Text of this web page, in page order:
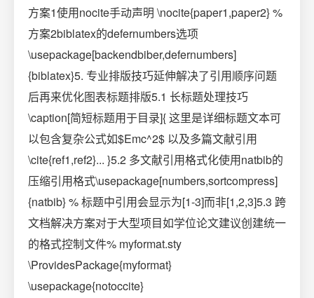
方案1使用nocite手动声明 \nocite{paper1,paper2} %
方案2biblatex的defernumbers选项
\usepackage[backendbiber,defernumbers]
{biblatex}5. 专业排版技巧延伸解决了引用顺序问题
后再来优化图表标题排版5.1 长标题处理技巧
\caption[简短标题用于目录]{ 这里是详细标题文本可
以包含复杂公式如$Emc^2$ 以及多篇文献引用
\cite{ref1,ref2}... }5.2 多文献引用格式化使用natbib的
压缩引用格式\usepackage[numbers,sortcompress]
{natbib} % 标题中引用会显示为[1-3]而非[1,2,3]5.3 跨
文档解决方案对于大型项目如学位论文建议创建统一
的格式控制文件% myformat.sty
\ProvidesPackage{myformat}
\usepackage{notoccite}